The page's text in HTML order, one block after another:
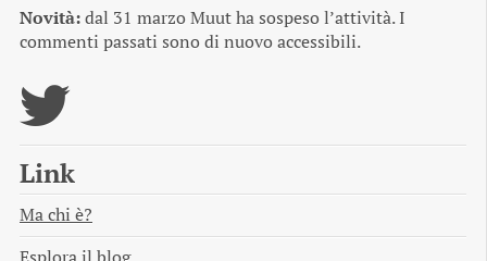
Novità:dal 31 marzo Muut ha sospeso l’attività. I
commenti passati sono di nuovo accessibili.
Link
Ma chi è?